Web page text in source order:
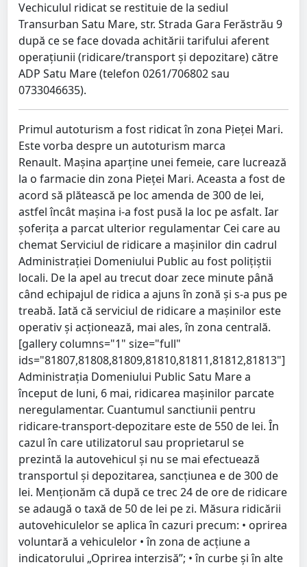
Vechiculul ridicat se restituie de la sediul
Transurban Satu Mare, str. Strada Gara Ferăstrău 9
după ce se face dovada achitării tarifului aferent
operațiunii (ridicare/transport și depozitare) către
ADP Satu Mare (telefon 0261/706802 sau
0733046635).
Primul autoturism a fost ridicat în zona Pieței Mari.
Este vorba despre un autoturism marca
Renault. Mașina aparține unei femeie, care lucrează
la o farmacie din zona Pieței Mari. Aceasta a fost de
acord să plătească pe loc amenda de 300 de lei,
astfel încât mașina i-a fost pusă la loc pe asfalt. Iar
șoferița a parcat ulterior regulamentar Cei care au
chemat Serviciul de ridicare a mașinilor din cadrul
Administrației Domeniului Public au fost polițiștii
locali. De la apel au trecut doar zece minute până
când echipajul de ridica a ajuns în zonă și s-a pus pe
treabă. Iată că serviciul de ridicare a mașinilor este
operativ și acționează, mai ales, în zona centrală.
[gallery columns="1" size="full"
ids="81807,81808,81809,81810,81811,81812,81813"]
Administrația Domeniului Public Satu Mare a
început de luni, 6 mai, ridicarea mașinilor parcate
neregulamentar. Cuantumul sanctiunii pentru
ridicare-transport-depozitare este de 550 de lei. În
cazul în care utilizatorul sau proprietarul se
prezintă la autovehicul și nu se mai efectuează
transportul și depozitarea, sancțiunea e de 300 de
lei. Menționăm că după ce trec 24 de ore de ridicare
se adaugă o taxă de 50 de lei pe zi. Măsura ridicării
autovehiculelor se aplica în cazuri precum: • oprirea
voluntară a vehiculelor • în zona de acţiune a
indicatorului „Oprirea interzisă”; • în curbe şi în alte